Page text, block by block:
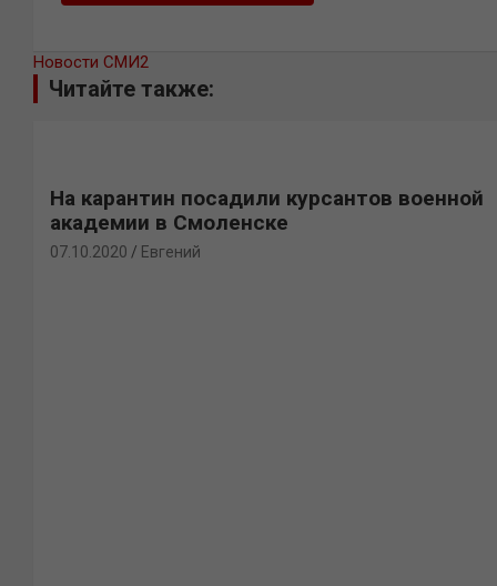
Новости СМИ2
Читайте также:
На карантин посадили курсантов военной
академии в Смоленске
07.10.2020 Евгений